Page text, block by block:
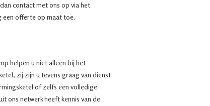
contact met ons op via het
een offerte op maat toe.
helpen u niet alleen bij het
zij zijn u tevens graag van dienst
of zelfs een volledige
ons netwerk heeft kennis van de